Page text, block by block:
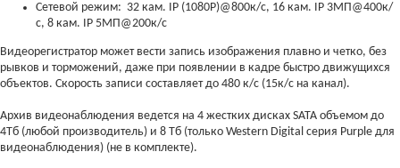
Сетевой режим: 32 кам. IP (1080P)@800к/с, 16 кам. IP 3МП@400к/
с, 8 кам. IP 5МП@200к/с
Видеорегистратор может вести запись изображения плавно и четко, без
рывков и торможений, даже при появлении в кадре быстро движущихся
объектов. Скорость записи составляет до 480 к/с (15к/с на канал).
Архив видеонаблюдения ведется на 4 жестких дисках SATA объемом до
4Тб (любой производитель) и 8 Тб (только Western Digital серия Purple для
видеонаблюдения) (не в комплекте).